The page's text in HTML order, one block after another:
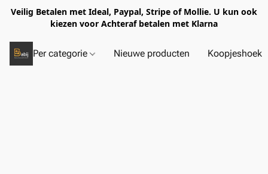
Veilig Betalen met Ideal, Paypal, Stripe of Mollie. U kun ook
kiezen voor Achteraf betalen met Klarna
Per categorie Nieuwe producten Koopjeshoek